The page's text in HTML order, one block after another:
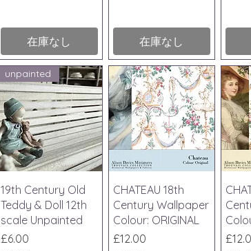
在庫なし 在庫なし
クイックビュー
unpainted
19th Century Old
Teddy & Doll 12th
scale Unpainted
価格
£6.00
クイックビュー
CHATEAU 18th
Century Wallpaper
Colour: ORIGINAL
価格
£12.00
価格